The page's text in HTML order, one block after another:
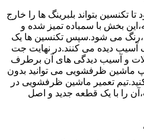
بتواند بلبرینگ ها را خارج
بخش با سمباده تمیز شده و
می شود.سپس تکنسین ها یک
آسیب دیده می کنند.در نهایت جت
و آسیب دیدگی های آن برطرف
ماشین ظرفشویی می توانید بدون
تعمیر ماشین ظرفشویی در
را با یک قطعه جدید و اصل